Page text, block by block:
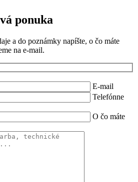
ponuka
a do poznámky napíšte, o čo máte
na e-mail.
E-mail
Telefónne
O čo máte